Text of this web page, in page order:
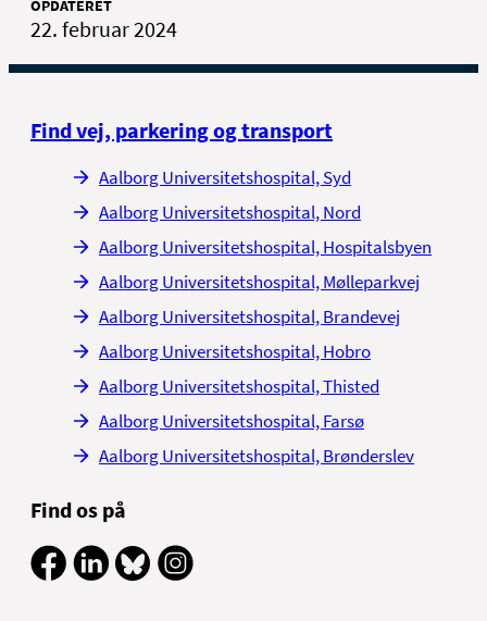
OPDATERET
22. februar 2024
Find vej, parkering og transport
Aalborg Universitetshospital, Syd
Aalborg Universitetshospital, Nord
Aalborg Universitetshospital, Hospitalsbyen
Aalborg Universitetshospital, Mølleparkvej
Aalborg Universitetshospital, Brandevej
Aalborg Universitetshospital, Hobro
Aalborg Universitetshospital, Thisted
Aalborg Universitetshospital, Farsø
Aalborg Universitetshospital, Brønderslev
Find os på